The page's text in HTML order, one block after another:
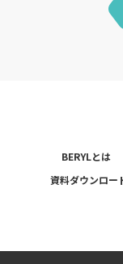
BERYLとは
資料ダウンロー